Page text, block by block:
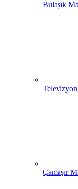
Bulaşık
Televizyon
Çamaşır